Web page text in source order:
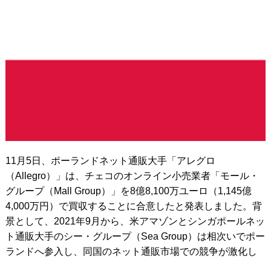
11月5日、ポーランドネット通販大手「アレグロ
（Allegro）」は、チェコのオンライン小売業者「モール・
グループ（Mall Group）」を8億8,100万ユーロ（1,145億
4,000万円）で買収することに合意したと発表しました。背
景として、2021年9月から、米アマゾンとシンガポールネッ
ト通販大手のシー・グループ（Sea Group）は相次いでポー
ランドへ参入し、同国のネット通販市場での競争が激化し